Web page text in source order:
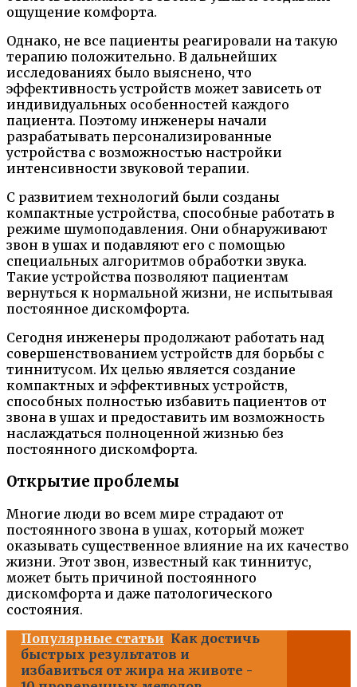
ощущение комфорта.
Однако, не все пациенты реагировали на такую
терапию положительно. В дальнейших
исследованиях было выяснено, что
эффективность устройств может зависеть от
индивидуальных особенностей каждого
пациента. Поэтому инженеры начали
разрабатывать персонализированные
устройства с возможностью настройки
интенсивности звуковой терапии.
С развитием технологий были созданы
компактные устройства, способные работать в
режиме шумоподавления. Они обнаруживают
звон в ушах и подавляют его с помощью
специальных алгоритмов обработки звука.
Такие устройства позволяют пациентам
вернуться к нормальной жизни, не испытывая
постоянное дискомфорта.
Сегодня инженеры продолжают работать над
совершенствованием устройств для борьбы с
тиннитусом. Их целью является создание
компактных и эффективных устройств,
способных полностью избавить пациентов от
звона в ушах и предоставить им возможность
наслаждаться полноценной жизнью без
постоянного дискомфорта.
Открытие проблемы
Многие люди во всем мире страдают от
постоянного звона в ушах, который может
оказывать существенное влияние на их качество
жизни. Этот звон, известный как тиннитус,
может быть причиной постоянного
дискомфорта и даже патологического
состояния.
Популярные статьи Как достичь
быстрых результатов и
избавиться от жира на животе -